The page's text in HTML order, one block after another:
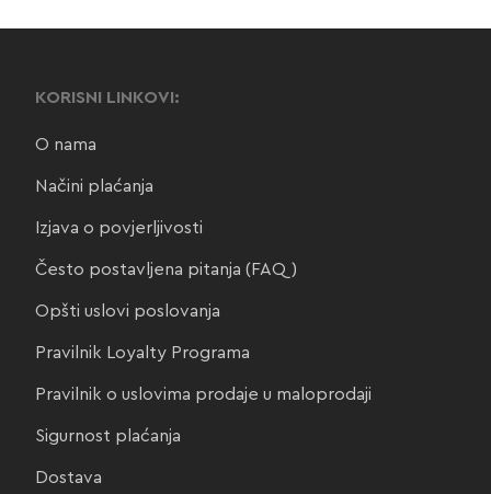
KORISNI LINKOVI:
O nama
Načini plaćanja
Izjava o povjerljivosti
Često postavljena pitanja (FAQ)
Opšti uslovi poslovanja
Pravilnik Loyalty Programa
Pravilnik o uslovima prodaje u maloprodaji
Sigurnost plaćanja
Dostava